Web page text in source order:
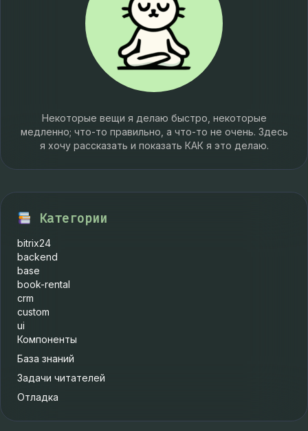
Некоторые вещи я делаю быстро, некоторые
медленно; что-то правильно, а что-то не очень. Здесь
я хочу рассказать и показать КАК я это делаю.
Категории
bitrix24
backend
base
book-rental
crm
custom
ui
Компоненты
База знаний
Задачи читателей
Отладка